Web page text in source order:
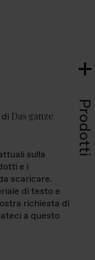
Prodotti
Das ganze
sulla
e i
scaricare.
di testo e
richiesta di
a questo